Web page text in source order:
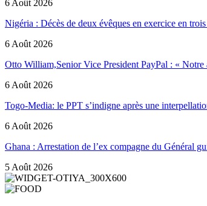
6 Août 2026
Nigéria : Décès de deux évêques en exercice en
6 Août 2026
Otto William,Senior Vice President PayPal : «
6 Août 2026
Togo-Media: le PPT s’indigne après une
6 Août 2026
Ghana : Arrestation de l’ex compagne du Général
5 Août 2026